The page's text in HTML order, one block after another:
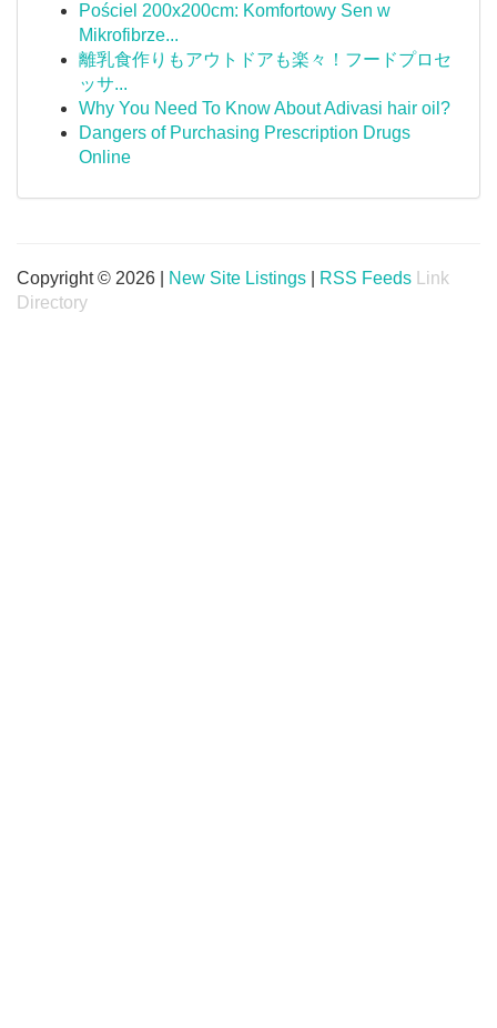
Pościel 200x200cm: Komfortowy Sen w
Mikrofibrze...
離乳食作りもアウトドアも楽々！フードプロセ
ッサ...
Why You Need To Know About Adivasi hair oil?
Dangers of Purchasing Prescription Drugs
Online
Copyright © 2026 | New Site Listings RSS Feeds
Link
Directory